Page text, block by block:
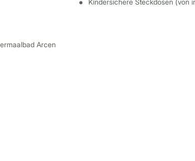
Arcen
Kindersichere Steckdosen (von